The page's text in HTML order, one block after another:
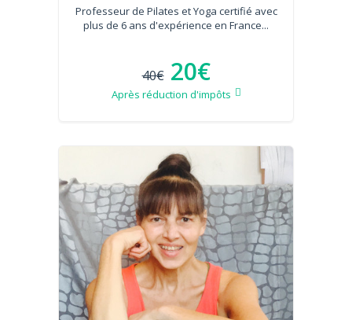
Professeur de Pilates et Yoga certifié avec
plus de 6 ans d'expérience en France...
40€ 20€
Après réduction d'impôts